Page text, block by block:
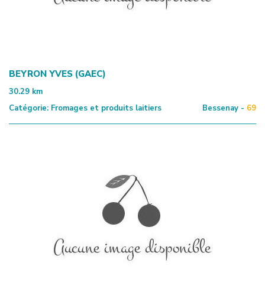
BEYRON YVES (GAEC)
30.29 km
Catégorie: Fromages et produits laitiers Bessenay - 69